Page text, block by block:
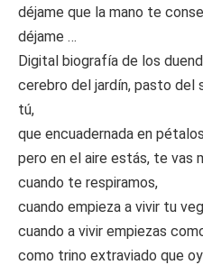
déjame que la mano te
déjame …
Digital biografía de los
cerebro del jardín, pasto del
tú,
que encuadernada en
pero en el aire estás, te vas
cuando te respiramos,
cuando empieza a vivir tu
cuando a vivir empiezas
como trino extraviado que